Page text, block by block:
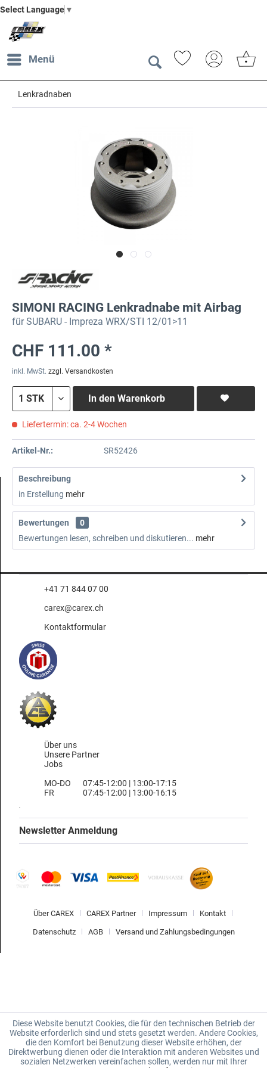
Select Language ▼
Menü
Lenkradnaben
SIMONI RACING Lenkradnabe mit Airbag
für SUBARU - Impreza WRX/STI 12/01>11
CHF 111.00 *
inkl. MwSt. zzgl. Versandkosten
In den Warenkorb
Liefertermin: ca. 2-4 Wochen
Artikel-Nr.: SR52426
Beschreibung
in Erstellung mehr
Bewertungen
0
Bewertungen lesen, schreiben und diskutieren... mehr
+41 71 844 07 00
carex@carex.ch
Kontaktformular
Über uns
Unsere Partner
Jobs
MO-DO
FR
07:45-12:00 | 13:00-17:15
07:45-12:00 | 13:00-16:15
Newsletter Anmeldung
Über CAREX CAREX Partner Impressum Kontakt
Datenschutz AGB Versand und Zahlungsbedingungen
Diese Website benutzt Cookies, die für den technischen Betrieb der
Website erforderlich sind und stets gesetzt werden. Andere Cookies,
die den Komfort bei Benutzung dieser Website erhöhen, der
Direktwerbung dienen oder die Interaktion mit anderen Websites und
sozialen Netzwerken vereinfachen sollen, werden nur mit Ihrer